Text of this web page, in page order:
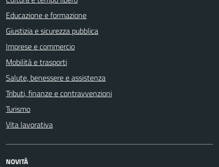
Educazione e formazione
Giustizia e sicurezza pubblica
Imprese e commercio
Mobilità e trasporti
Salute, benessere e assistenza
Tributi, finanze e contravvenzioni
Turismo
Vita lavorativa
NOVITÀ